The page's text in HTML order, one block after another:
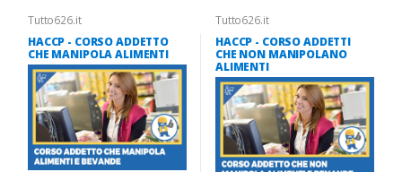
Tutto626.it
HACCP - CORSO ADDETTO
CHE MANIPOLA ALIMENTI
Tutto626.it
HACCP - CORSO ADDETTI
CHE NON MANIPOLANO
ALIMENTI